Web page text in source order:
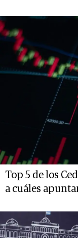
Top 5 de los
a cuáles